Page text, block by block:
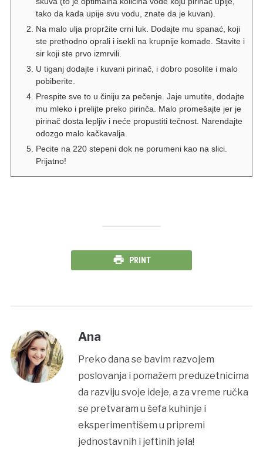
tako da kada upije svu vodu, znate da je kuvan).
Na malo ulja propržite crni luk. Dodajte mu spanać, koji
ste prethodno oprali i isekli na krupnije komade. Stavite i
sir koji ste prvo izmrvili.
U tiganj dodajte i kuvani pirinač, i dobro posolite i malo
pobiberite.
Prespite sve to u činiju za pečenje. Jaje umutite, dodajte
mu mleko i prelijte preko pirinča. Malo promešajte jer je
pirinač dosta lepljiv i neće propustiti tečnost. Narendajte
odozgo malo kačkavalja.
Pecite na 220 stepeni dok ne porumeni kao na slici.
Prijatno!
PRINT
Ana
Preko dana se bavim razvojem
poslovanja i pomažem preduzetnicima
da razviju svoje ideje, a za vreme ručka
se pretvaram u šefa kuhinje i
eksperimentišem u pripremi
jednostavnih i jeftinih jela!